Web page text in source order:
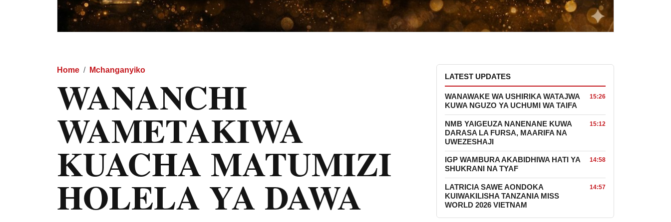
Home Mchanganyiko
WANANCHI
WAMETAKIWA
KUACHA MATUMIZI
HOLELA YA DAWA
LATEST UPDATES
WANAWAKE WA USHIRIKA WATAJWA
KUWA NGUZO YA UCHUMI WA TAIFA
15:26
NMB YAIGEUZA NANENANE KUWA
DARASA LA FURSA, MAARIFA NA
UWEZESHAJI
15:12
IGP WAMBURA AKABIDHIWA HATI YA
SHUKRANI NA TYAF
14:58
LATRICIA SAWE AONDOKA
KUIWAKILISHA TANZANIA MISS
WORLD 2026 VIETNAM
14:57